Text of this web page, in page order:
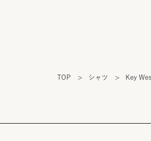
TOP > シャツ > Key